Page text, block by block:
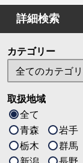
詳細検索
カテゴリー
取扱地域
全て
青森
岩手
栃木
群馬